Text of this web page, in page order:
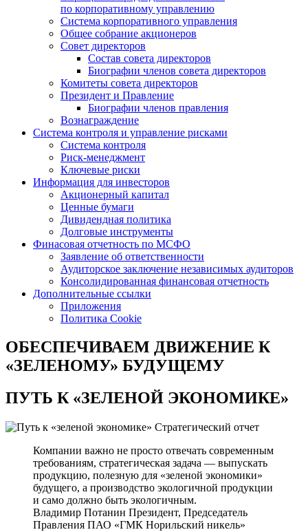
по корпоративному управлению
Система корпоративного управления
Общее собрание акционеров
Совет директоров
Состав совета директоров
Биографии членов совета директоров
Комитеты совета директоров
Президент и Правление
Биографии членов правления
Вознаграждение
Система контроля и управление рисками
Система контроля
Риск-менеджмент
Ключевые риски
Информация для инвесторов
Акционерный капитал
Ценные бумаги
Дивидендная политика
Долговые инструменты
Финасовая отчетность по МСФО
Заявление об ответственности
Аудиторское заключение независимых аудиторов
Консолидированная финансовая отчетность
Дополнительные ссылки
Приложения
Политика Cookie
ОБЕСПЕЧИВАЕМ ДВИЖЕНИЕ К
«ЗЕЛЕНОМУ» БУДУЩЕМУ
ПУТЬ К«ЗЕЛЕНОЙ ЭКОНОМИКЕ»
Стратегический отчет
Компании важно не просто отвечать современным
требованиям, стратегическая задача — выпускать
продукцию, полезную для «зеленой экономики»
будущего, а производство экологичной продукции
и само должно быть экологичным.
Владимир Потанин Президент, Председатель
Правления ПАО «ГМК Норильский никель»